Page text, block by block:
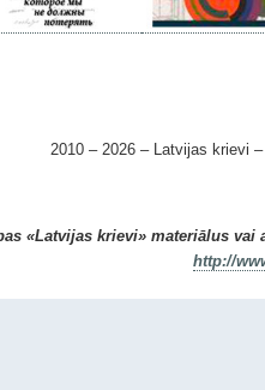
2010 – 2026 – Latvijas krievi –
«Latvijas krievi» materiālus
http://